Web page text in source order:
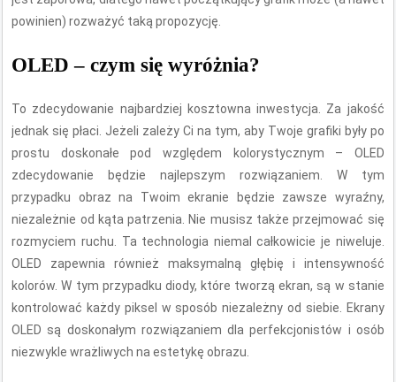
powinien) rozważyć taką propozycję.
OLED – czym się wyróżnia?
To zdecydowanie najbardziej kosztowna inwestycja. Za jakość
jednak się płaci. Jeżeli zależy Ci na tym, aby Twoje grafiki były po
prostu doskonałe pod względem kolorystycznym – OLED
zdecydowanie będzie najlepszym rozwiązaniem. W tym
przypadku obraz na Twoim ekranie będzie zawsze wyraźny,
niezależnie od kąta patrzenia. Nie musisz także przejmować się
rozmyciem ruchu. Ta technologia niemal całkowicie je niweluje.
OLED zapewnia również maksymalną głębię i intensywność
kolorów. W tym przypadku diody, które tworzą ekran, są w stanie
kontrolować każdy piksel w sposób niezależny od siebie. Ekrany
OLED są doskonałym rozwiązaniem dla perfekcjonistów i osób
niezwykle wrażliwych na estetykę obrazu.